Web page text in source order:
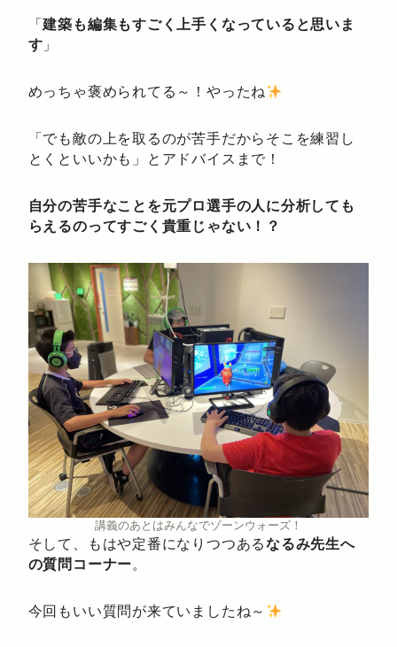
「建築も編集もすごく上手くなっていると思いま
す 」
めっちゃ褒められてる～！やったね
「でも敵の上を取るのが苦手だからそこを練習し
とくといいかも」とアドバイスまで！
自分の苦手なことを元プロ選手の人に分析しても
らえるのってすごく貴重じゃない！？
講義のあとはみんなでゾーンウォーズ！
そして、もはや定番になりつつあるなるみ先生へ
の質問コーナー。
今回もいい質問が来ていましたね～